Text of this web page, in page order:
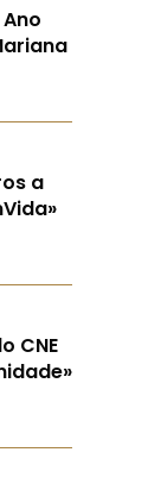
a
CNE